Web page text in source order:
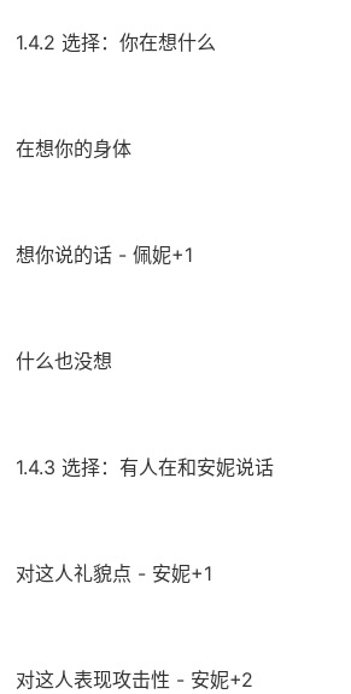
1.4.2 选择：你在想什么
在想你的身体
想你说的话 - 佩妮+1
什么也没想
1.4.3 选择：有人在和安妮说话
对这人礼貌点 - 安妮+1
对这人表现攻击性 - 安妮+2